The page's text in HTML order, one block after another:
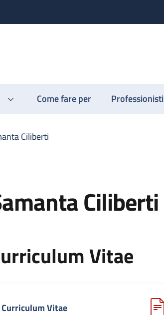
Come fare per Professionisti
Ciliberti
Ciliberti
Vitae
Curriculum Vitae